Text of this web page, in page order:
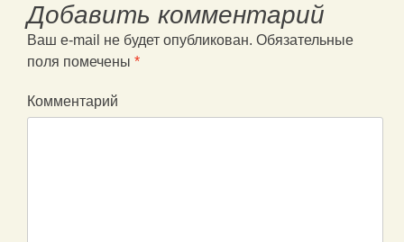
Добавить комментарий
Ваш e-mail не будет опубликован. Обязательные
поля помечены *
Комментарий